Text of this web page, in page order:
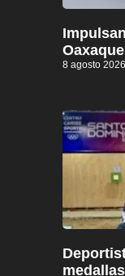
8 agosto 2026